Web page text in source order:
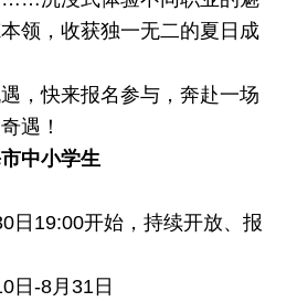
领，收获独一无二的夏日成
，快来报名参与，奔赴一场
遇！
中小学生
日19:00开始，持续开放、报
日-8月31日